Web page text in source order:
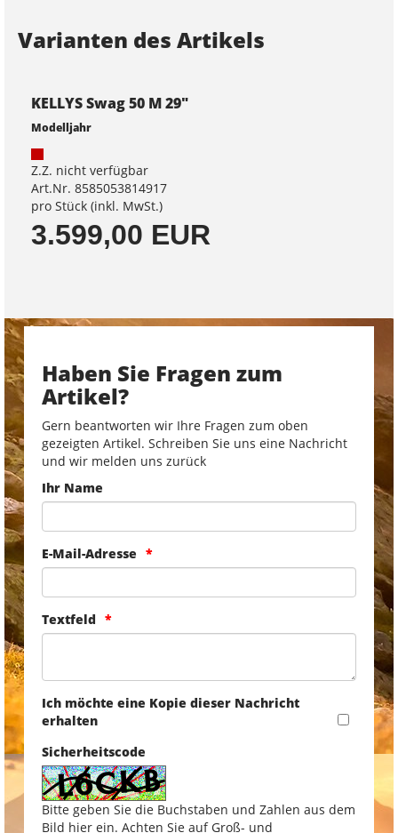
Varianten des Artikels
KELLYS Swag 50 M 29"
Modelljahr
Z.Z. nicht verfügbar
Art.Nr. 8585053814917
pro Stück (inkl. MwSt.)
3.599,00 EUR
Haben Sie Fragen zum
Artikel?
Gern beantworten wir Ihre Fragen zum oben
gezeigten Artikel. Schreiben Sie uns eine Nachricht
und wir melden uns zurück
Ihr Name
E-Mail-Adresse
Textfeld
Ich möchte eine Kopie dieser Nachricht
erhalten
Sicherheitscode
Bitte geben Sie die Buchstaben und Zahlen aus dem
Bild hier ein. Achten Sie auf Groß- und